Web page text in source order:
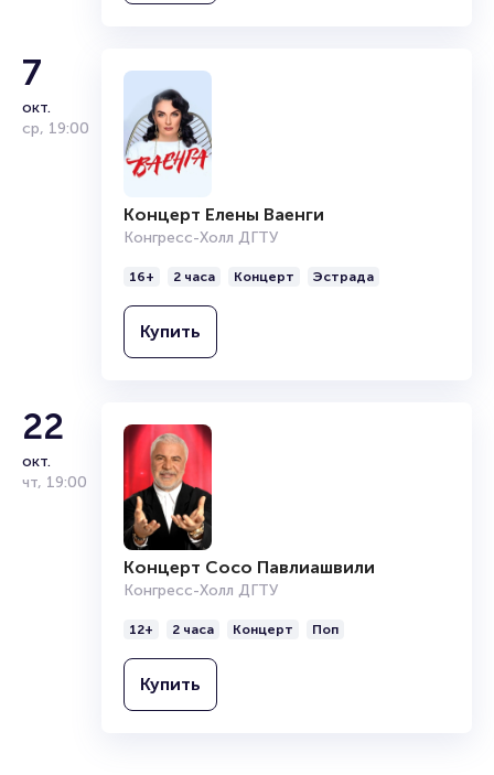
7
окт.
ср, 19:00
Концерт Елены Ваенги
Конгресс-Холл ДГТУ
16+ 2 часа Концерт Эстрада
Купить
22
окт.
чт, 19:00
Концерт Сосо Павлиашвили
Конгресс-Холл ДГТУ
12+ 2 часа Концерт Поп
Купить